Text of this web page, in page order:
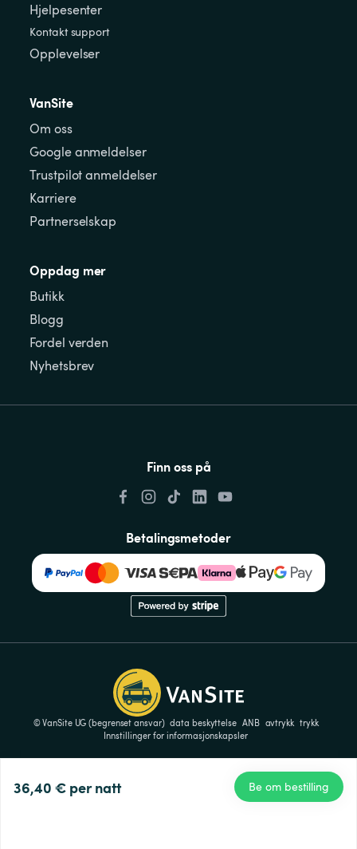
36,40 € per natt Be om bestilling
Hjelpesenter
Kontakt support
Opplevelser
VanSite
Om oss
Google anmeldelser
Trustpilot anmeldelser
Karriere
Partnerselskap
Oppdag mer
Butikk
Blogg
Fordel verden
Nyhetsbrev
Finn oss på
Betalingsmetoder
© VanSite UG (begrenset ansvar) data beskyttelse ANB avtrykk trykk
Innstillinger for informasjonskapsler